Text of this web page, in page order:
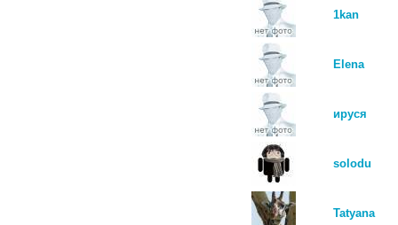
1kan
Elena
ируся
solodu
Tatyana